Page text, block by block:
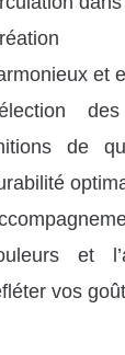
et
de
et
vos